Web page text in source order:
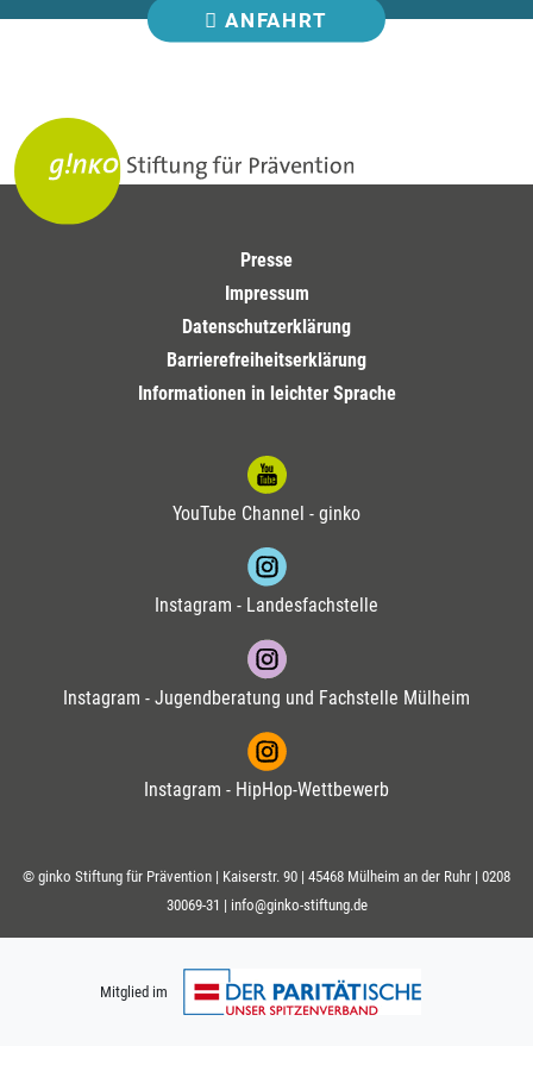
ANFAHRT
Presse
Impressum
Datenschutzerklärung
Barrierefreiheitserklärung
Informationen in leichter Sprache
YouTube Channel - ginko
Instagram - Landesfachstelle
Instagram - Jugendberatung und Fachstelle Mülheim
Instagram - HipHop-Wettbewerb
© ginko Stiftung für Prävention | Kaiserstr. 90 | 45468 Mülheim an der Ruhr | 0208
30069-31 | info@ginko-stiftung.de
Mitglied im